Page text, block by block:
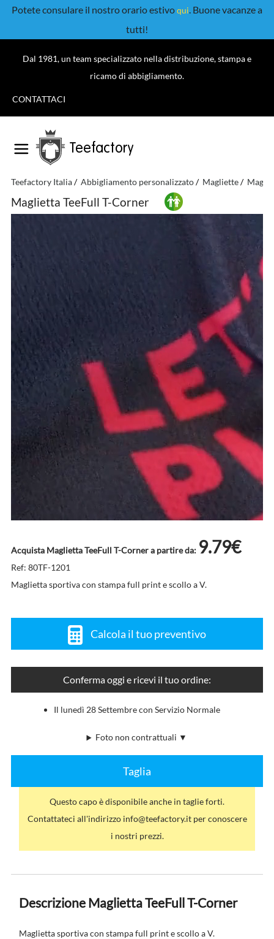
Potete consulare il nostro orario estivoqui. Buone vacanze a
tutti!
Dal 1981, un team specializzato nella distribuzione, stampa e
ricamo di abbigliamento.
CONTATTACI
Teefactory
Teefactory Italia Abbigliamento personalizzato Magliette
Maglietta TeeFull T-Corner
Acquista Maglietta TeeFull T-Corner a partire da: 9.79€
Ref: 80TF-1201
Maglietta sportiva con stampa full print e scollo a V.
Calcola il tuo preventivo
Conferma oggi e ricevi il tuo ordine:
Il lunedì 28 Settembre con Servizio Normale
Foto non contrattuali ▼
Taglia
Questo capo è disponibile anche in taglie forti.
Contattateci all'indirizzo info@teefactory.it per conoscere
i nostri prezzi.
Descrizione Maglietta TeeFull T-Corner
Maglietta sportiva con stampa full print e scollo a V.